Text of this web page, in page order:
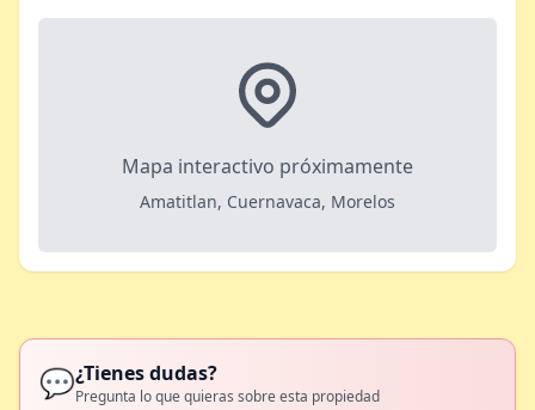
Mapa interactivo próximamente
Amatitlan, Cuernavaca, Morelos
💬¿Tienes dudas?
Pregunta lo que quieras sobre esta propiedad